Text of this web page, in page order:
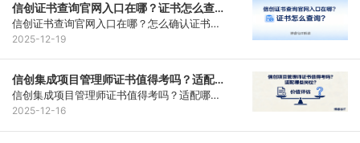
效性。博睿谷提供适配课程与评审咨询，助力
高效选证备考。
信创证书查询官网入口在哪？证书怎么查
询？
信创证书查询官网入口在哪？怎么确认证书是
真的？核心入口为工业和信息化部教育与考试
验证证书有效性，保障职业权益。
2025-12-19
信创集成项目管理师证书值得考吗？适配哪
些岗位？
信创集成项目管理师证书值得考吗？适配哪些
岗位？该证书是信创领域权威能力凭证，可助
2025-12-16